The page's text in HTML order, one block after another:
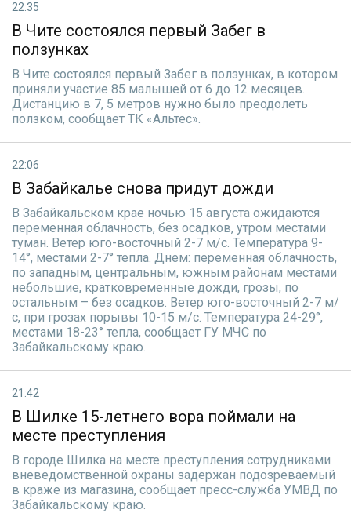
22:35
В Чите состоялся первый Забег в
ползунках
В Чите состоялся первый Забег в ползунках, в котором
приняли участие 85 малышей от 6 до 12 месяцев.
Дистанцию в 7, 5 метров нужно было преодолеть
ползком, сообщает ТК «Альтес».
22:06
В Забайкалье снова придут дожди
В Забайкальском крае ночью 15 августа ожидаются
переменная облачность, без осадков, утром местами
туман. Ветер юго-восточный 2-7 м/с. Температура 9-
14°, местами 2-7° тепла. Днем: переменная облачность,
по западным, центральным, южным районам местами
небольшие, кратковременные дожди, грозы, по
остальным – без осадков. Ветер юго-восточный 2-7 м/
с, при грозах порывы 10-15 м/с. Температура 24-29°,
местами 18-23° тепла, сообщает ГУ МЧС по
Забайкальскому краю.
21:42
В Шилке 15-летнего вора поймали на
месте преступления
В городе Шилка на месте преступления сотрудниками
вневедомственной охраны задержан подозреваемый
в краже из магазина, сообщает пресс-служба УМВД по
Забайкальскому краю.